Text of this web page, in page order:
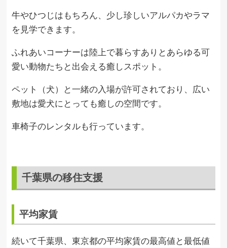
牛やひつじはもちろん、少し珍しいアルパカやラマ
を見学できます。
ふれあいコーナーは陸上で暮らすありとあらゆる可
愛い動物たちと出会える癒しスポット。
ペット（犬）と一緒の入場が許可されており、広い
敷地は愛犬にとっても癒しの空間です。
車椅子のレンタルも行っています。
千葉県の移住支援
平均家賃
続いて千葉県、東京都の平均家賃の最高値と最低値